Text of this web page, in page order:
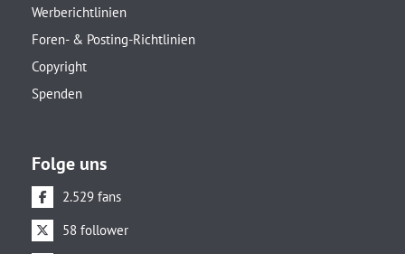
Werberichtlinien
Foren- & Posting-Richtlinien
Copyright
Spenden
Folge uns
2.529 fans
58 follower